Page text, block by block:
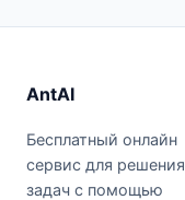
AntAI
Бесплатный онлайн
сервис для решения
задач с помощью